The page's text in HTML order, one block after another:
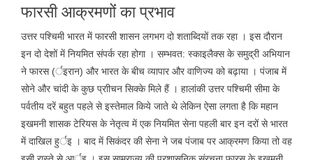
फारसी आक्रमणोंं का प्रभाव
उत्तर पश्चिमी भारत में फारसी शासन लगभग दो शताब्दियों तक रहा । इस दौरान
इन दो देशों में नियमित संपर्क रहा होगा । सम्भवत: स्काइलैक्स के समुद्री अभियान
ने फारस (र्इरान) और भारत के बीच व्यापार और वाणिज्य को बढ़ाया । पंजाब में
सोने और चांदी के कुछ प्राीचन सिक्के मिले हैं । हालांकी उत्तर पश्चिमी सीमा के
पर्वतीय दरें बहुत पहले से इस्तेमाल किये जाते थे लेकिन ऐसा लगता है कि महान
इखमनी शासक टेरियस के नेतृत्व में एक नियमित सेना पहली बार इन दरों से भारत
में दाखिल हुर्इ । बाद में सिकंदर की सेना ने जब पंजाब पर आक्रमण किया तो वह